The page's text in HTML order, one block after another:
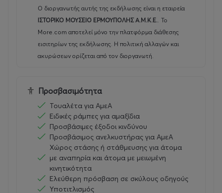
Ο διοργανωτής αυτής της εκδήλωσης είναι η εταιρεία
ΙΣΤΟΡΙΚΟ ΜΟΥΣΕΙΟ ΕΡΜΟΥΠΟΛΗΣ Α.Μ.Κ.Ε.. Το
More.com αποτελεί μόνο την πλατφόρμα διάθεσης
εισιτηρίων της εκδήλωσης. Η πολιτική αλλαγών και
ακυρώσεων ορίζεται από τον διοργανωτή.
Προσβασιμότητα
Τουαλέτα για ΑμεΑ
Ειδικές ράμπες για αμαξίδια
Προσβάσιμες έξοδοι κινδύνου
Προσβάσιμος ανελκυστήρας για ΑμεΑ
Χώρος στάσης ή στάθμευσης για άτομα
με αναπηρία και άτομα με μειωμένη
κινητικότητα
Ελεύθερη πρόσβαση σε σκύλους οδηγούς
Υποτιτλισμός